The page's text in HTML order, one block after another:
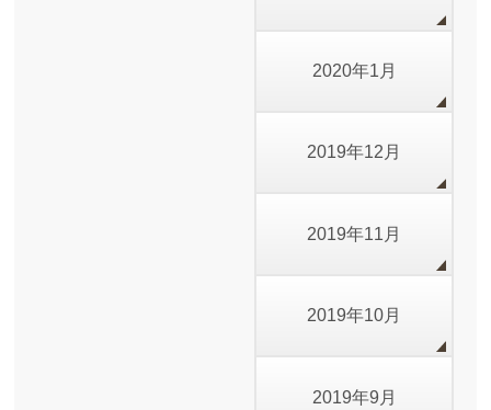
2020年1月
2019年12月
2019年11月
2019年10月
2019年9月